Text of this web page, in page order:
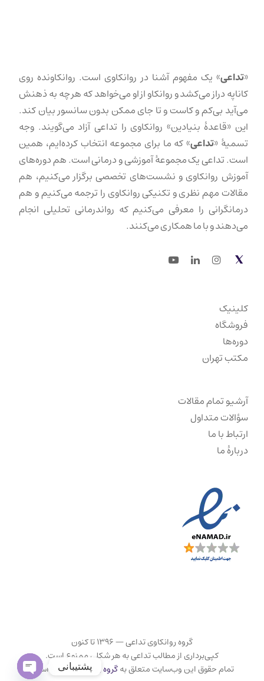
«تداعی» یک مفهوم آشنا در روانکاوی است. روانکاونده روی
کاناپه دراز می‌کشد و روانکاو از او می‌خواهد که هر چه به ذهنش
می‌آید بی‌کم و کاست و تا جای ممکن بدون سانسور بیان کند.
این «قاعدهٔ بنیادین» روانکاوی را تداعی آزاد می‌گویند. وجه
تسمیهٔ «تداعی» که ما برای مجموعه انتخاب کرده‌ایم، همین
است. تداعی یک مجموعهٔ آموزشی و درمانی است. هم دوره‌های
آموزش روانکاوی و نشست‌های تخصصی برگزار می‌کنیم، هم
مقالات مهم نظری و تکنیکی روانکاوی را ترجمه می‌کنیم و هم
درمانگرانی را معرفی می‌کنیم که رواندرمانی تحلیلی انجام
می‌دهند و با ما همکاری می‌کنند.
Twitter
Instagram
LinkedIn
Youtube
کلینیک
فروشگاه
دوره‌ها
مکتب تهران
آرشیو تمام مقالات
سؤالات متداول
ارتباط با ما
دربارهٔ ما
گروه روانکاوی تداعی — ۱۳۹۶ تا کنون
کپی‌برداری از مطالب تداعی به هر شکلی ممنوع است.
تمام حقوق این وب‌سایت متعلق بهگروه روانکاوی تداعی است. پشتیبانی